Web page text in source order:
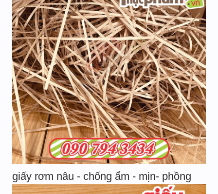
giấy rơm nâu - chống ẩm - mịn- phồng